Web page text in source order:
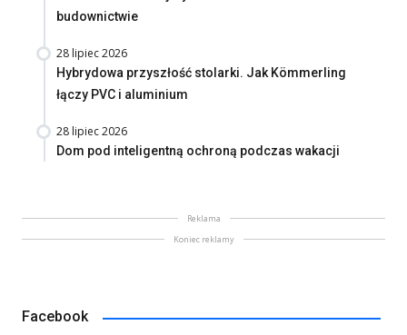
budownictwie
28 lipiec 2026
Hybrydowa przyszłość stolarki. Jak Kömmerling
łączy PVC i aluminium
28 lipiec 2026
Dom pod inteligentną ochroną podczas wakacji
Reklama
Koniec reklamy
Facebook